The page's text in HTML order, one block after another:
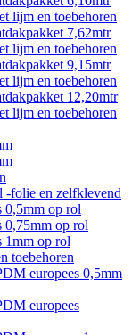
lijm en toebehoren
7,62mtr
lijm en toebehoren
9,15mtr
lijm en toebehoren
12,20mtr
lijm en toebehoren
-folie en zelfklevend
0,5mm op rol
0,75mm op rol
1mm op rol
toebehoren
europees 0,5mm
europees